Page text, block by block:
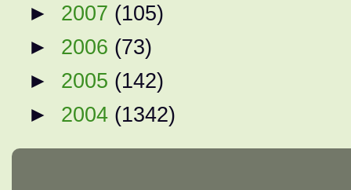
► 2007 (105)
► 2006 (73)
► 2005 (142)
► 2004 (1342)